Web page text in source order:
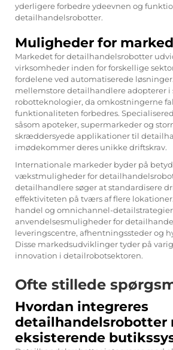
yderligere forbedre ydeevnen og
detailhandelsrobotter.
Muligheder for
Markedet for detailhandelsrobotter
virksomheder inden for forskellige
fordelene ved automatiserede
mellemstore detailhandlere adopterer i
robotteknologier, da omkostningerne
funktionaliteten forbedres.
såsom apoteker, supermarkeder og
skræddersyede applikationer til
imødekommer deres unikke driftskrav.
Internationale markeder byder på
vækstmuligheder for
detailhandlere søger at standardisere
effektiviteten på tværs af flere
handel og omnichannel-
anvendelsesmuligheder for
leveringscentre, afhentningssteder og
Disse markedsudviklinger tyder på
innovation i detailrobotsektoren.
Ofte stillede
Hvordan integreres
detailhandelsrobotter
eksisterende